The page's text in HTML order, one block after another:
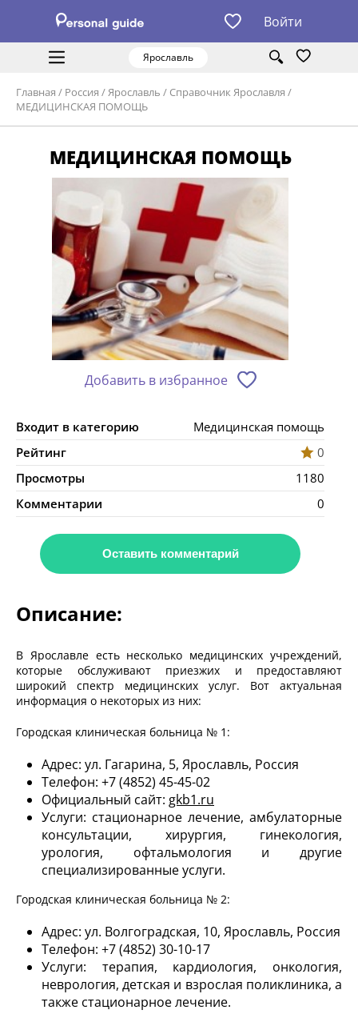
Войти
Ярославль
Главная / Россия /Ярославль / Справочник Ярославля /
МЕДИЦИНСКАЯ ПОМОЩЬ
МЕДИЦИНСКАЯ ПОМОЩЬ
Добавить в избранное
Входит в категорию
Медицинская помощь
Рейтинг
0
Просмотры
1180
Комментарии
0
Оставить комментарий
Описание:
В Ярославле есть несколько медицинских учреждений,
которые обслуживают приезжих и предоставляют
широкий спектр медицинских услуг. Вот актуальная
информация о некоторых из них:
Городская клиническая больница № 1:
Адрес: ул. Гагарина, 5, Ярославль, Россия
Телефон: +7 (4852) 45-45-02
Официальный сайт: gkb1.ru
Услуги: стационарное лечение, амбулаторные
консультации, хирургия, гинекология,
урология, офтальмология и другие
специализированные услуги.
Городская клиническая больница № 2:
Адрес: ул. Волгоградская, 10, Ярославль, Россия
Телефон: +7 (4852) 30-10-17
Услуги: терапия, кардиология, онкология,
неврология, детская и взрослая поликлиника, а
также стационарное лечение.